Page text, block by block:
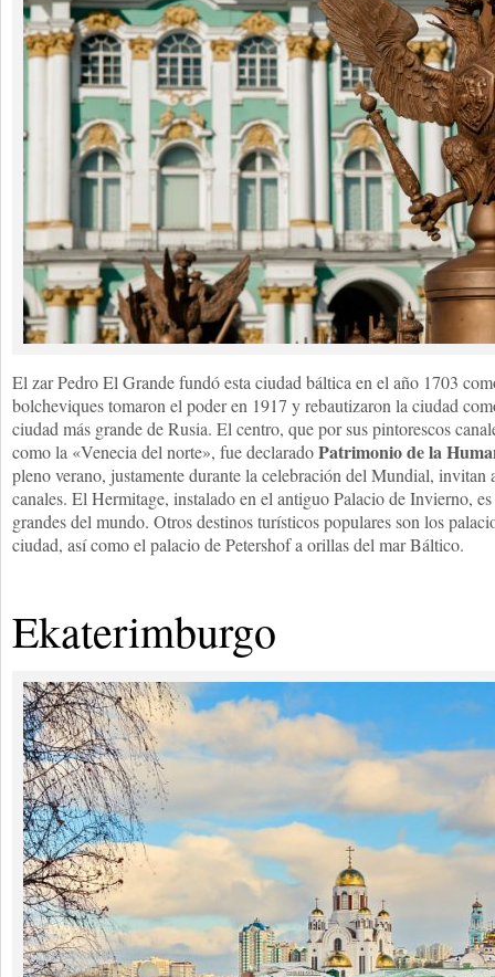
El zar Pedro El Grande fundó esta ciudad báltica en el año 1703
bolcheviques tomaron el poder en 1917 y rebautizaron la ciudad
ciudad más grande de Rusia. El centro, que por sus pintorescos
como la «Venecia del norte», fue declaradoPatrimonio de la
pleno verano, justamente durante la celebración del Mundial, invitan
canales. El Hermitage, instalado en el antiguo Palacio de Invierno,
grandes del mundo. Otros destinos turísticos populares son los
ciudad, así como el palacio de Petershof a orillas del mar Báltico.
Ekaterimburgo